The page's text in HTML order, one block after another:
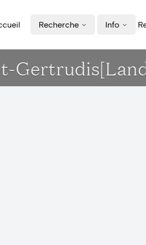
Recherche Info